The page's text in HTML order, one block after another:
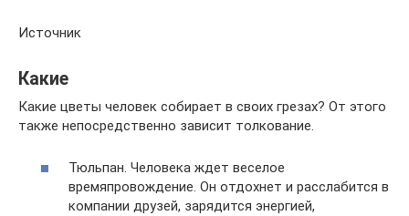
Источник
Какие
Какие цветы человек собирает в своих грезах? От этого
также непосредственно зависит толкование.
Тюльпан. Человека ждет веселое
времяпровождение. Он отдохнет и расслабится в
компании друзей, зарядится энергией,